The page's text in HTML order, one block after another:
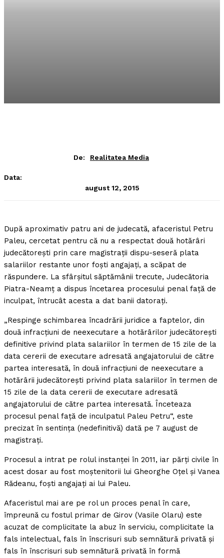
De: Realitatea Media
Data:
august 12, 2015
După aproximativ patru ani de judecată, afaceristul Petru
Paleu, cercetat pentru că nu a respectat două hotărâri
judecătoreşti prin care magistraţii dispu-seseră plata
salariilor restante unor foşti angajaţi, a scăpat de
răspundere. La sfârşitul săptămânii trecute, Judecătoria
Piatra-Neamţ a dispus încetarea procesului penal faţă de
inculpat, întrucât acesta a dat banii datoraţi.
„Respinge schimbarea încadrării juridice a faptelor, din
două infracţiuni de neexecutare a hotărârilor judecătoreşti
definitive privind plata salariilor în termen de 15 zile de la
data cererii de executare adresată angajatorului de către
partea interesată, în două infracţiuni de neexecutare a
hotărârii judecătoreşti privind plata salariilor în termen de
15 zile de la data cererii de executare adresată
angajatorului de către partea interesată. Înceteaza
procesul penal faţă de inculpatul Paleu Petru“, este
precizat în sentinţa (nedefinitivă) dată pe 7 august de
magistraţi.
Procesul a intrat pe rolul instanţei în 2011, iar părţi civile în
acest dosar au fost moştenitorii lui Gheorghe Oţel şi Vanea
Rădeanu, foşti angajaţi ai lui Paleu.
Afaceristul mai are pe rol un proces penal în care,
împreună cu fostul primar de Girov (Vasile Olaru) este
acuzat de complicitate la abuz în serviciu, complicitate la
fals intelectual, fals în înscrisuri sub semnătură privată şi
fals în înscrisuri sub semnătură privată în formă